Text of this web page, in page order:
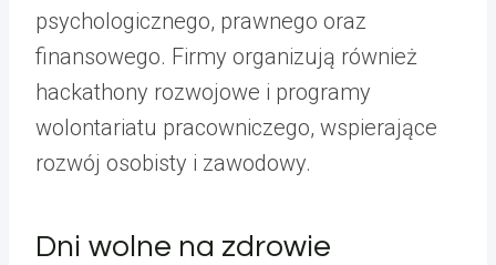
psychologicznego, prawnego oraz
finansowego. Firmy organizują również
hackathony rozwojowe i programy
wolontariatu pracowniczego, wspierające
rozwój osobisty i zawodowy.
Dni wolne na zdrowie